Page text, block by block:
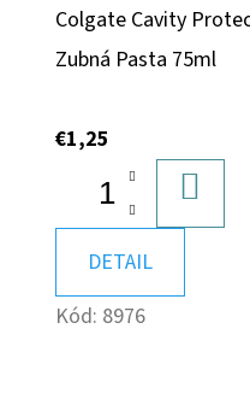
Colgate Cavity
Zubná Pasta 75ml
€1,25
DETAIL
Kód: 8976